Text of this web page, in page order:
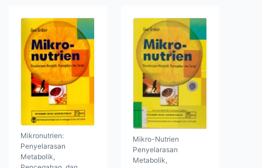
Mikronutrien:
Penyelarasan
Metabolik,
Mikro-Nutrien
Penyelarasan
Metabolik,